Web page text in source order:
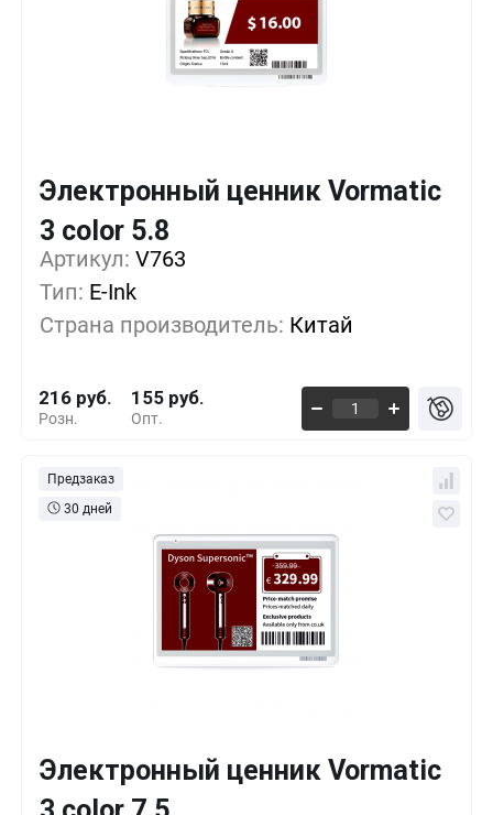
Электронный ценник Vormatic
3 color 5.8
Артикул: V763
Тип: E-Ink
Страна производитель: Китай
Розн.
216 руб.
Опт.
155 руб.
1+ 0%
500+
1000+ -21%
Предзаказ
30 дней
Электронный ценник Vormatic